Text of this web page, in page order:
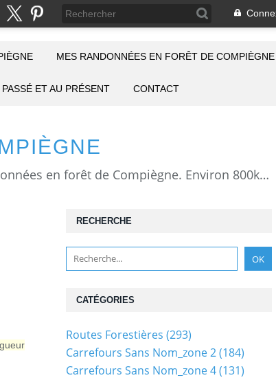
la Forêt de Compiègne vue autrement: description de mes randonnées en forêt de Compiègne. Environ 800km de randos et 25000 photos pour montrer cette forêt magnifique et ses particularités: les lieux atypiques comme la Grotte des Ramoneurs, la Pierre Torniche... Mais aussi les 313 carrefours nommés, plus de 100 routes forestières, les étangs, les Rus, des villages et hameaux ...
MES RANDONNÉES EN FORÊT DE COMPIÈGNE
ET AU PRÉSENT CONTACT
RECHERCHE
CATÉGORIES
Routes Forestières (293)
Carrefours Sans Nom_zone 2(184)
Carrefours Sans Nom_zone 4(131)